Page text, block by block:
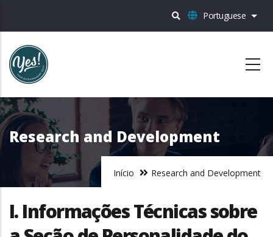
para
conteúdo
principal
Portuguese
Research and Development
Início Research and Development
I. Informações Técnicas sobre